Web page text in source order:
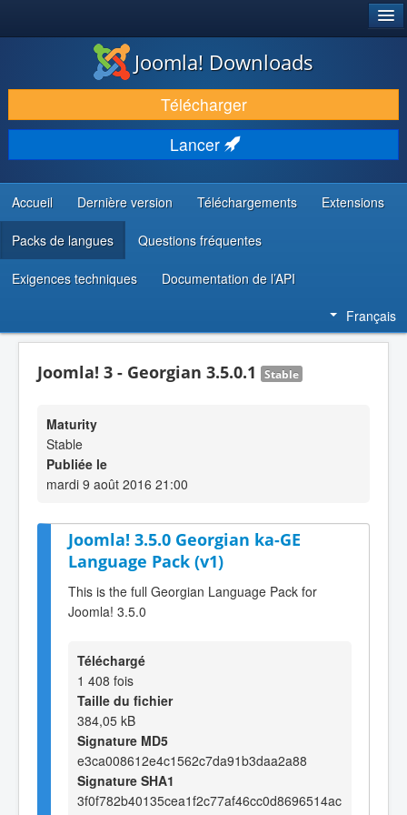
TÉLÉCHARGER & ÉTENDRE
DÉCOUVRIR & APPRENDRE
COMMUNAUTÉ & SUPPORT
RESSOURCES DÉVELOPPEURS
Joomla! Downloads
Télécharger
Lancer
Accueil Dernière version Téléchargements Extensions
Packs de langues Questions fréquentes
Exigences techniques Documentation de l’API
Français
Joomla! 3 - Georgian 3.5.0.1 Stable
Maturity
Stable
Publiée le
mardi 9 août 2016 21:00
Joomla! 3.5.0 Georgian ka-GE
Language Pack (v1)
This is the full Georgian Language Pack for
Joomla! 3.5.0
Téléchargé
1 408 fois
Taille du fichier
384,05 kB
Signature MD5
e3ca008612e4c1562c7da91b3daa2a88
Signature SHA1
3f0f782b40135cea1f2c77af46cc0d8696514ac